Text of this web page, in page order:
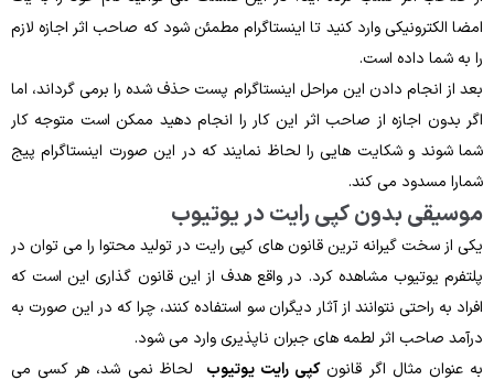
امضا الکترونیکی وارد کنید تا اینستاگرام مطمئن شود که صاحب اثر اجازه لازم
را به شما داده ‌است.
بعد از انجام دادن این مراحل اینستاگرام پست حذف ‌شده را برمی ‌گرداند، اما
اگر بدون اجازه از صاحب اثر این کار را انجام دهید ممکن است متوجه کار
شما شوند و شکایت‌ هایی را لحاظ نمایند که در این ‌صورت اینستاگرام پیج
شمارا مسدود می‌ کند.
موسیقی بدون کپی ‌رایت در یوتیوب
یکی از سخت ‌گیرانه ترین قانون ‌های کپی‌ رایت در تولید محتوا را می ‌توان در
پلتفرم یوتیوب مشاهده کرد. در واقع هدف از این قانون ‌گذاری این است که
افراد به ‌راحتی نتوانند از آثار دیگران سو استفاده کنند، چرا که در این‌ صورت به
درآمد صاحب اثر لطمه ‌های جبران ‌ناپذیری وارد می‌ شود.
به‌ عنوان مثال اگر قانونکپی ‌رایت یوتیوب لحاظ نمی‌ شد، هر کسی می